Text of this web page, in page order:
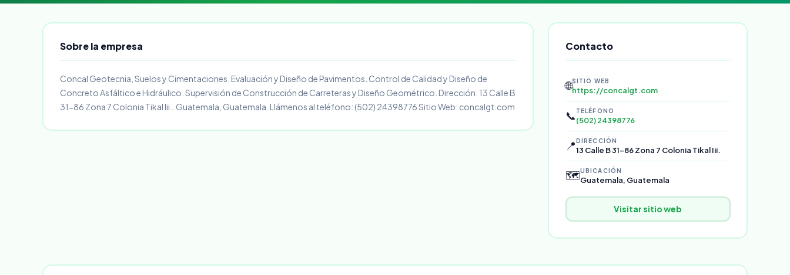
Sobre la empresa
Concal Geotecnia, Suelos y Cimentaciones. Evaluación y Diseño de Pavimentos. Control de Calidad y Diseño de
Concreto Asfáltico e Hidráulico. Supervisión de Construcción de Carreteras y Diseño Geométrico. Dirección: 13 Calle B
31-86 Zona 7 Colonia Tikal Iii.. Guatemala, Guatemala. Llámenos al teléfono: (502) 24398776 Sitio Web: concalgt.com
Contacto
🌐SITIO WEB
https://concalgt.com
📞 TELÉFONO
(502) 24398776
📍DIRECCIÓN
13 Calle B 31-86 Zona 7 Colonia Tikal Iii.
🗺️UBICACIÓN
Guatemala, Guatemala
Visitar sitio web